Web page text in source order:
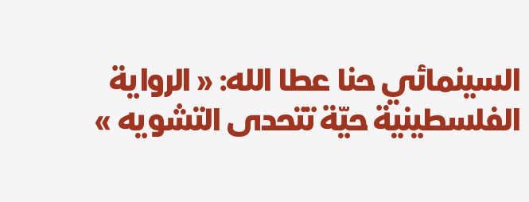
السينمائي حنا عطا الله: « الرواية
الفلسطينية حيّة تتحدى التشويه »